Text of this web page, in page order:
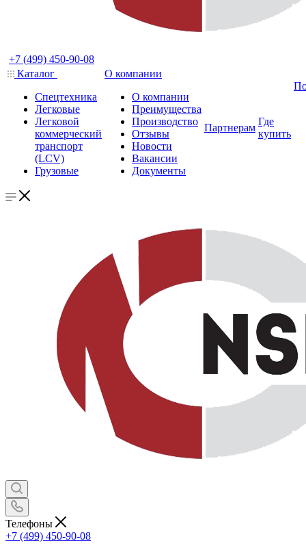
+7 (499) 450-90-08
Каталог
Спецтехника
Легковые
Легковой
коммерческий
транспорт
(LCV)
Грузовые
О компании
О компании
Преимущества
Производство
Отзывы
Новости
Вакансии
Документы
Партнерам
Где
купить
Телефоны
+7 (499) 450-90-08